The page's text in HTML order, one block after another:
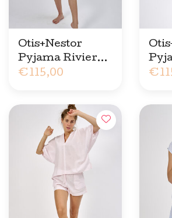
Otis+Nestor
Pyjama Riviera
Streep
€115,00